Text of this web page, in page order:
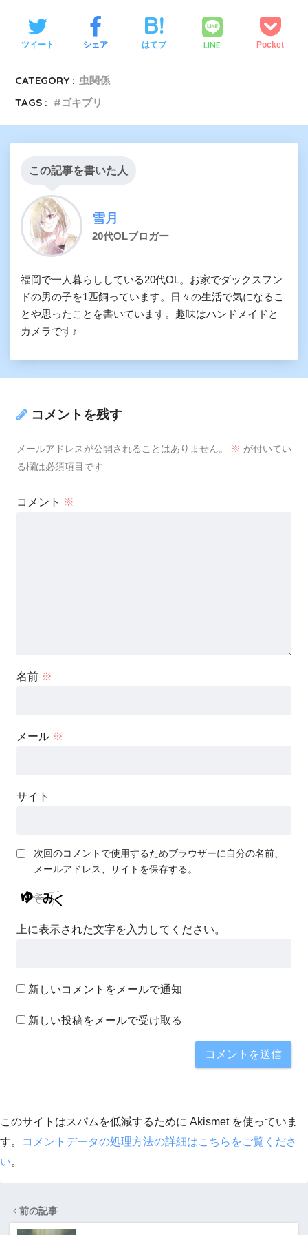
ツイート シェア はてブ LINE Pocket
CATEGORY : 虫関係
TAGS :
ゴキブリ
この記事を書いた人
雪月
20代OLブロガー
福岡で一人暮らししている20代OL。お家でダックスフン
ドの男の子を1匹飼っています。日々の生活で気になるこ
とや思ったことを書いています。趣味はハンドメイドと
カメラです♪
コメントを残す
メールアドレスが公開されることはありません。 ※ が付いてい
る欄は必須項目です
コメント ※
名前 ※
メール ※
サイト
次回のコメントで使用するためブラウザーに自分の名前、
メールアドレス、サイトを保存する。
上に表示された文字を入力してください。
新しいコメントをメールで通知
新しい投稿をメールで受け取る
このサイトはスパムを低減するために Akismet を使っていま
す。
コメントデータの処理方法の詳細はこちらをご覧くださ
い。
前の記事